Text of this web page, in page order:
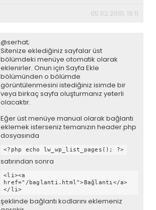
05.02.2010, 19:11
@serhat;
Sitenize eklediğiniz sayfalar üst
bölümdeki menüye otomatik olarak
eklenirler. Onun için Sayfa Ekle
bölümünden o bölümde
görüntülenmesini istediğiniz isimde bir
veya birkaç sayfa oluşturmanız yeterli
olacaktır.
Eğer üst menüye manual olarak bağlantı
eklemek isterseniz temanızın header.php
dosyasında
<?php echo lw_wp_list_pages(); ?>
satırından sonra
<li><a
href="/baglanti.html">Bağlantı</a>
</li>
şeklinde bağlantı kodlarını eklemeniz